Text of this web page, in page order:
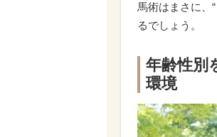
馬術はまさに、
るでしょう。
年齢性別
環境